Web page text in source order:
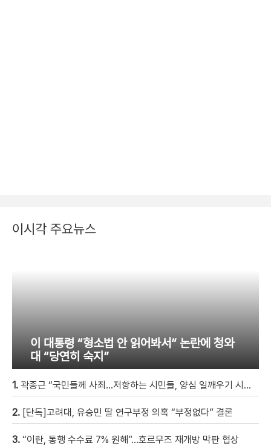
이시각 주요뉴스
이 대통령 “형소법 안 읽어봐서” 논란에 청와
대 “당연히 숙지”
1. 곽종근 “국민들께 사죄…저항하는 시민들, 양심 일깨우기 시작” [현장영상]
2. [단독]고려대, 유승민 딸 연구부정 의혹 “부정없다” 결론
3. “이란, 통행 수수료 7% 원해”…호르무즈 재개방 막판 협상